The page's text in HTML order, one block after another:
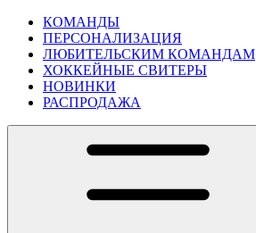
КОМАНДЫ
ПЕРСОНАЛИЗАЦИЯ
ЛЮБИТЕЛЬСКИМ КОМАНДАМ
ХОККЕЙНЫЕ СВИТЕРЫ
НОВИНКИ
РАСПРОДАЖА